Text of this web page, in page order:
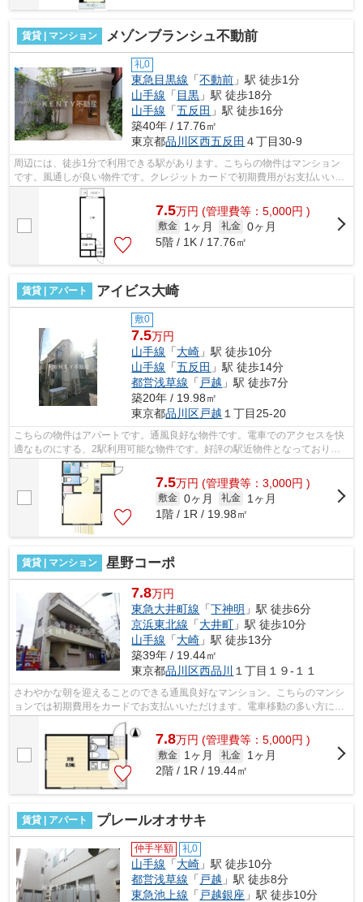
賃貸 | マンション メゾンブランシュ不動前
礼0
東急目黒線 「不動前 」駅 徒歩1分
山手線 「 目黒 」駅 徒歩18分
山手線 「五反田 」駅 徒歩16分
築40年 / 17.76㎡
東京都品川区西五反田 ４丁目30-9
周辺には、徒歩1分で利用できる駅があります。こちらの物件はマンション
です。風通しが良い物件です。クレジットカードで初期費用がお支払いいた
だけるので、決済の手間が軽減できます...
7.5万円 (管理費等：5,000円 )
敷金 1ヶ月 礼金 0ヶ月
5階 / 1K / 17.76㎡
賃貸 | アパート アイビス大崎
敷0
7.5万円
山手線 「大崎 」駅 徒歩10分
山手線 「五反田 」駅 徒歩14分
都営浅草線 「 戸越 」駅 徒歩7分
築20年 / 19.98㎡
東京都品川区戸越 １丁目25-20
こちらの物件はアパートです。通風良好な物件です。電車でのアクセスを快
適なものにする、2駅利用可能な物件です。好評の駅近物件となっており、
駅より徒歩10分に立地しています。こち...
7.5万円 (管理費等：3,000円 )
敷金 0ヶ月 礼金
1ヶ月
1階 / 1R / 19.98㎡
賃貸 | マンション 星野コーポ
7.8万円
東急大井町線 「下神明 」駅 徒歩6分
京浜東北線 「大井町 」駅 徒歩10分
山手線 「大崎 」駅 徒歩13分
築39年 / 19.44㎡
東京都品川区西品川 １丁目１９-１１
さわやかな朝を迎えることのできる通風良好なマンション。こちらのマンシ
ョンでは初期費用をカードでお支払いいただけます。電車移動の多い方に嬉
しい駅から徒歩6分の物件です。こちら...
7.8万円 (管理費等：5,000円 )
敷金 1ヶ月 礼金
1ヶ月
2階 / 1R / 19.44㎡
賃貸 | アパート プレールオオサキ
仲手半額 礼0
山手線 「大崎 」駅 徒歩10分
都営浅草線 「 戸越 」駅 徒歩8分
東急池上線 「 戸越銀座 」駅 徒歩10分